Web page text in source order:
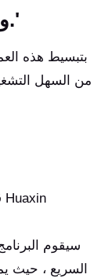
وصيانتها هي نقاط ألم رئيسية.'
من السهل
سيقوم
السريع ، حيث